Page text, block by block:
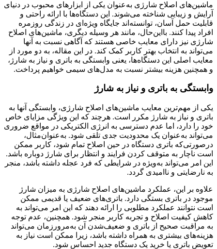
ماشین‌های اصلاح شارژی به‌عنوان یکی از ابزارهای محبوب در دنیای
آرایش و زیبایی شناخته می‌شوند. این دستگاه‌ها با ارائه راحتی و
قابلیت حمل آسان، توانسته‌اند جایگاه ویژه‌ای در زندگی روزمره
افراد پیدا کنند. بااین‌حال، مانند هر وسیله دیگری، ماشین‌های اصلاح
شارژی نیز دارای معایب خاصی هستند که آگاهی نسبت به آنها
می‌تواند به انتخاب بهتر کاربر کمک کند. در این مقاله، به دو مورد از
معایب اصلی این دستگاه‌ها، یعنی وابستگی به باتری و نیاز به شارژ،
و همچنین هزینه بیشتر نسبت به مدل‌های سیمی خواهیم پرداخت.
وابستگی به باتری و نیاز به شارژ
یکی از مهم‌ترین معایب ماشین‌های اصلاح شارژی، وابستگی آنها به
باتری و نیاز به شارژ مکرر است. هرچند که این ویژگی مزایای خاص
خود را دارد، اما عدم دسترسی به انرژی الکتریکی در مواقع ضروری
می‌تواند به‌عنوان یک محدودیت جدی تلقی شود. به‌عنوان‌مثال،
درصورتی‌که باتری دستگاه در حین اصلاح تمام شود، کاربر ممکن
است ناچار به متوقف کردن فرایند و انتظار برای شارژ دوباره باشد.
این امر می‌تواند به‌ویژه در شرایطی که فرد عجله داشته باشد، منجر
به نارضایتی و ناامیدی گردد.
علاوه بر این، عملکرد ماشین‌های اصلاح شارژی به میزان شارژ
موجود در باتری بستگی دارد. باتری‌های ضعیف یا قدیمی ممکن
است نتوانند عملکرد مطلوبی را ارائه دهند که این امر می‌تواند به
کاهش کیفیت اصلاح و تجربه کاربر منجر شود. همچنین، عدم توجه
به مراقبت صحیح از باتری و ضعیف‌شدن آن به‌مرورزمان می‌تواند
هزینه‌های بیشتری به همراه داشته باشد، زیرا ممکن است نیاز به
تعویض باتری یا خرید یک دستگاه جدید احساس شود.